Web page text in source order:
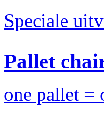
Speciale
Pallet
one pallet =